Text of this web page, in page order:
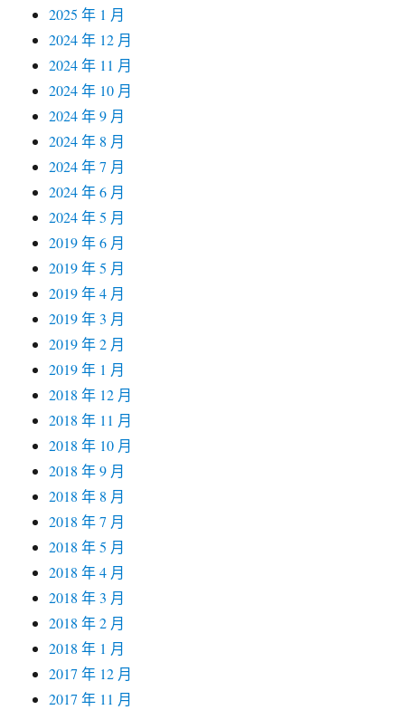
2025 年 1 月
2024 年 12 月
2024 年 11 月
2024 年 10 月
2024 年 9 月
2024 年 8 月
2024 年 7 月
2024 年 6 月
2024 年 5 月
2019 年 6 月
2019 年 5 月
2019 年 4 月
2019 年 3 月
2019 年 2 月
2019 年 1 月
2018 年 12 月
2018 年 11 月
2018 年 10 月
2018 年 9 月
2018 年 8 月
2018 年 7 月
2018 年 5 月
2018 年 4 月
2018 年 3 月
2018 年 2 月
2018 年 1 月
2017 年 12 月
2017 年 11 月